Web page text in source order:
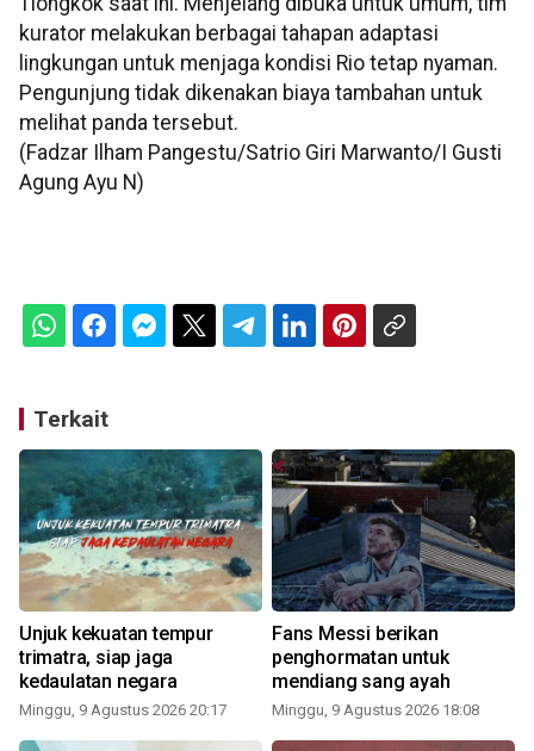
kurator melakukan berbagai tahapan adaptasi
lingkungan untuk menjaga kondisi Rio tetap nyaman.
Pengunjung tidak dikenakan biaya tambahan untuk
melihat panda tersebut.
(Fadzar Ilham Pangestu/Satrio Giri Marwanto/I Gusti
Agung Ayu N)
Terkait
Unjuk kekuatan tempur
trimatra, siap jaga
kedaulatan negara
Minggu, 9 Agustus 2026 20:17
Fans Messi berikan
penghormatan untuk
mendiang sang ayah
Minggu, 9 Agustus 2026 18:08